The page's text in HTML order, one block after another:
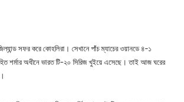
সফর করে কোহলিরা। সেখানে পাঁচ ম্যাচের ওয়ানডে ৪-১
শর্মার অধীনে ভারত টি-২০ সিরিজ খুইয়ে এসেছে। তাই আজ ঘরের